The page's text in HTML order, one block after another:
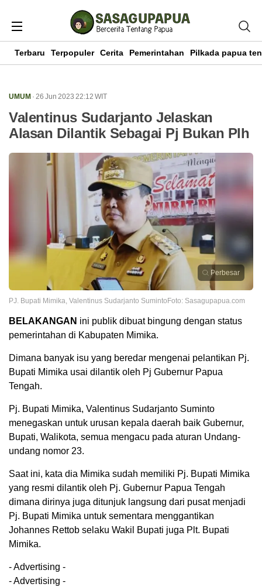
Terbaru Terpopuler Cerita Pemerintahan Pilkada papua
UMUM · 26 Jun 2023 22:12 WIT
Valentinus Sudarjanto Jelaskan
Alasan Dilantik Sebagai Pj Bukan Plh
Perbesar
PJ. Bupati Mimika, Valentinus Sudarjanto SumintoFoto: Sasagupapua.com
BELAKANGAN ini publik dibuat bingung dengan status
pemerintahan di Kabupaten Mimika.
Dimana banyak isu yang beredar mengenai pelantikan Pj.
Bupati Mimika usai dilantik oleh Pj Gubernur Papua
Tengah.
Pj. Bupati Mimika, Valentinus Sudarjanto Suminto
menegaskan untuk urusan kepala daerah baik Gubernur,
Bupati, Walikota, semua mengacu pada aturan Undang-
undang nomor 23.
Saat ini, kata dia Mimika sudah memiliki Pj. Bupati Mimika
yang resmi dilantik oleh Pj. Gubernur Papua Tengah
dimana dirinya juga ditunjuk langsung dari pusat menjadi
Pj. Bupati Mimika untuk sementara menggantikan
Johannes Rettob selaku Wakil Bupati juga Plt. Bupati
Mimika.
- Advertising -
- Advertising -